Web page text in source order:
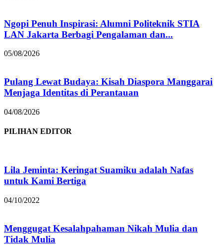
Ngopi Penuh Inspirasi: Alumni Politeknik STIA
LAN Jakarta Berbagi Pengalaman dan...
05/08/2026
Pulang Lewat Budaya: Kisah Diaspora Manggarai
Menjaga Identitas di Perantauan
04/08/2026
PILIHAN EDITOR
Lila Jeminta: Keringat Suamiku adalah Nafas
untuk Kami Bertiga
04/10/2022
Menggugat Kesalahpahaman Nikah Mulia dan
Tidak Mulia